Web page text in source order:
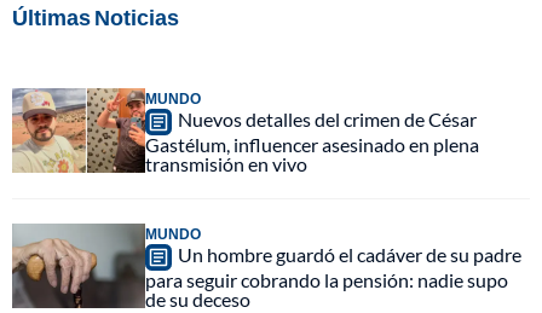
Últimas Noticias
MUNDO
Nuevos detalles del crimen de César
Gastélum, influencer asesinado en plena
transmisión en vivo
MUNDO
Un hombre guardó el cadáver de su padre
para seguir cobrando la pensión: nadie supo
de su deceso